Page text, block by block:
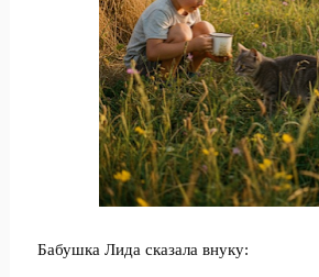
Бабушка Лида сказала внуку: